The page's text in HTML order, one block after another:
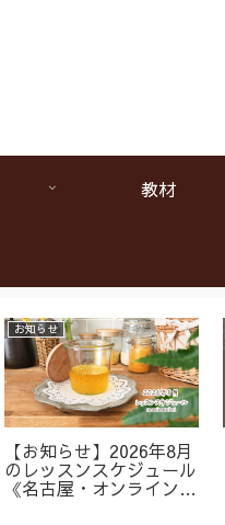
教材
お知らせ
【お知らせ】2026年8月
のレッスンスケジュール
《名古屋・オンラインア